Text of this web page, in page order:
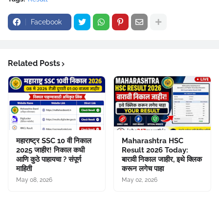
Facebook
Related Posts
महाराष्ट्र SSC 10 वी निकाल
2025 जाहीर! निकाल कधी
आणि कुठे पाहायचा ? संपूर्ण
माहिती
May 08, 2026
Maharashtra HSC
Result 2026 Today:
बारावी निकाल जाहीर, इथे क्लिक
करून लगेच पाहा
May 02, 2026